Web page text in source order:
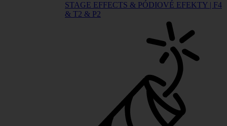
STAGE EFFECTS & PÓDIOVÉ EFEKTY | F4
& T2 & P2